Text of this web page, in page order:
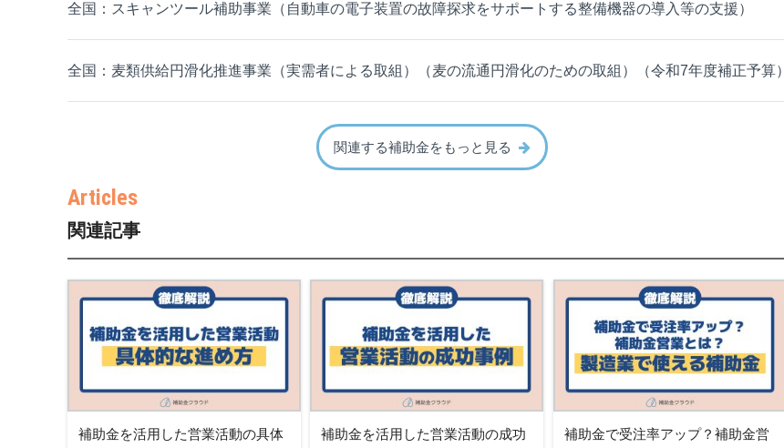
全国：スキャンツール補助事業（自動車の電子装置の故障探求をサポートする整備機器の導入等の支援）
全国：麦類供給円滑化推進事業（実需者による取組）（麦の流通円滑化のための取組）（令和7年度補正予算）
関連する補助金をもっと見る
関連記事
補助金を活用した営業活動の具体
補助金を活用した営業活動の成功
補助金で受注率アップ？補助金営